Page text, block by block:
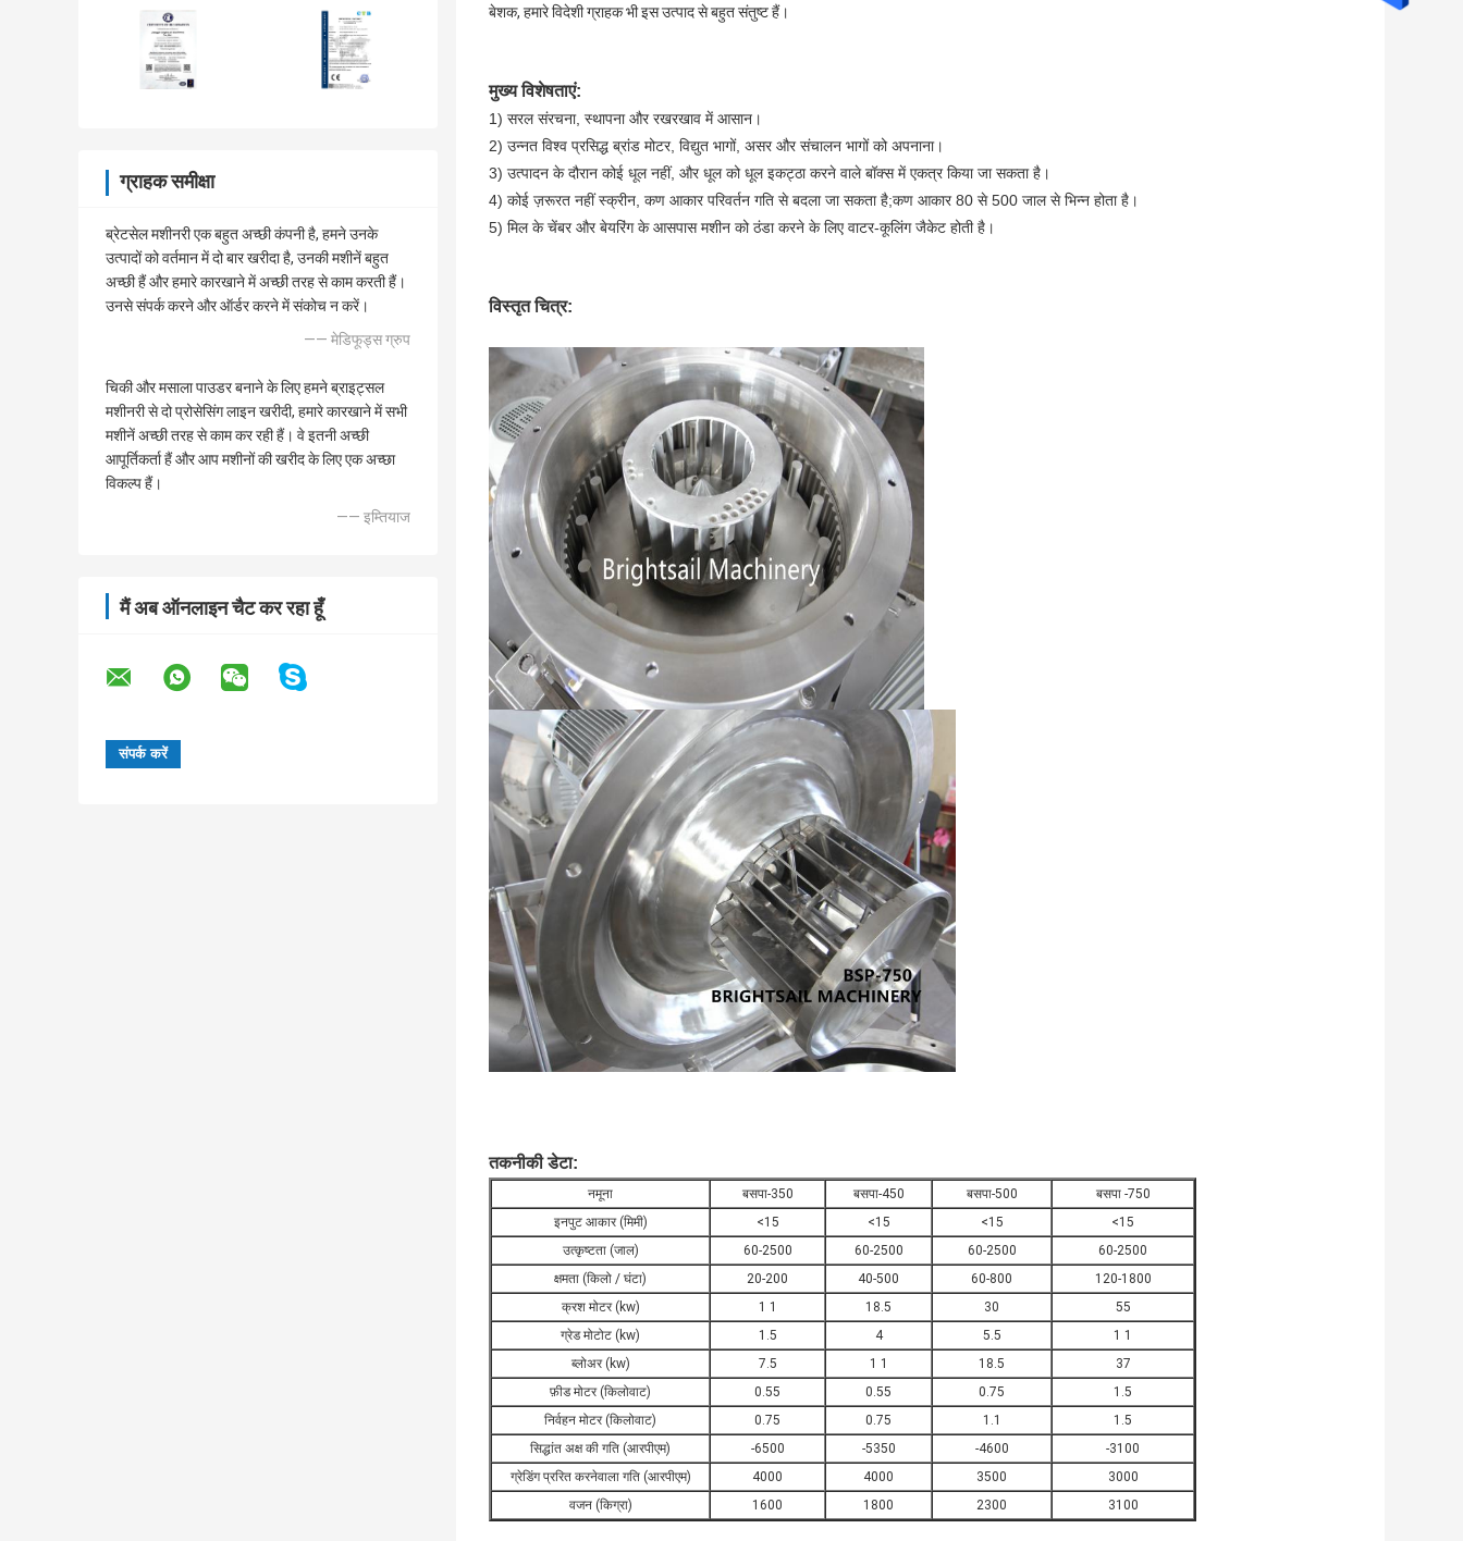
ग्राहक समीक्षा
ब्रेटसेल मशीनरी एक बहुत अच्छी कंपनी है, हमने उनके
उत्पादों को वर्तमान में दो बार खरीदा है, उनकी मशीनें बहुत
अच्छी हैं और हमारे कारखाने में अच्छी तरह से काम करती हैं।
उनसे संपर्क करने और ऑर्डर करने में संकोच न करें।
—— मेडिफूड्स ग्रुप
चिकी और मसाला पाउडर बनाने के लिए हमने ब्राइट्सल
मशीनरी से दो प्रोसेसिंग लाइन खरीदी, हमारे कारखाने में सभी
मशीनें अच्छी तरह से काम कर रही हैं। वे इतनी अच्छी
आपूर्तिकर्ता हैं और आप मशीनों की खरीद के लिए एक अच्छा
विकल्प हैं।
—— इम्तियाज
मैं अब ऑनलाइन चैट कर रहा हूँ
बेशक, हमारे विदेशी ग्राहक भी इस उत्पाद से बहुत संतुष्ट हैं।
मुख्य विशेषताएं:
1) सरल संरचना, स्थापना और रखरखाव में आसान।
2) उन्नत विश्व प्रसिद्ध ब्रांड मोटर, विद्युत भागों, असर और संचालन भागों को अपनाना।
3) उत्पादन के दौरान कोई धूल नहीं, और धूल को धूल इकट्ठा करने वाले बॉक्स में एकत्र किया जा सकता है।
4) कोई ज़रूरत नहीं स्क्रीन, कण आकार परिवर्तन गति से बदला जा सकता है;कण आकार 80 से 500 जाल से भिन्न होता है।
5) मिल के चेंबर और बेयरिंग के आसपास मशीन को ठंडा करने के लिए वाटर-कूलिंग जैकेट होती है।
विस्तृत चित्र:
तकनीकी डेटा:
नमूना बसपा-350 बसपा-450 बसपा-500
बसपा -750
इनपुट आकार (मिमी)
<15 <15 <15
<15
उत्कृष्टता (जाल)
60-2500 60-2500 60-2500
60-2500
क्षमता (किलो / घंटा)
20-200 40-500 60-800
120-1800
क्रश मोटर (kw)
1 1 18.5 30
55
ग्रेड मोटोट (kw)
1.5 4 5.5
1 1
ब्लोअर (kw)
7.5 1 1 18.5
37
फ़ीड मोटर (किलोवाट)
0.55 0.55 0.75
1.5
निर्वहन मोटर (किलोवाट)
0.75 0.75 1.1
1.5
सिद्धांत अक्ष की गति (आरपीएम)
-6500 -5350 -4600
-3100
ग्रेडिंग प्ररित करनेवाला गति (आरपीएम)
4000 4000 3500
3000
वजन (किग्रा)
1600 1800 2300 3100